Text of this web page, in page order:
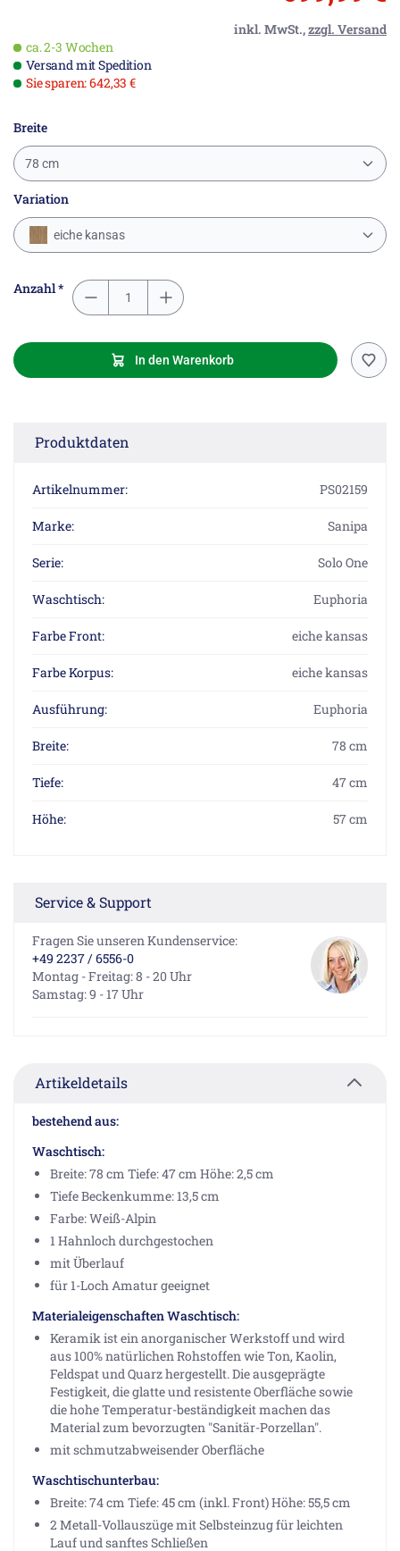
inkl. MwSt.,zzgl. Versand
ca. 2-3 Wochen
Versand mit Spedition
Sie sparen: 642,33 €
Breite
78 cm
Variation
eiche kansas
Anzahl *
In den Warenkorb
Produktdaten
Artikelnummer: PS02159
Marke: Sanipa
Serie: Solo One
Waschtisch: Euphoria
Farbe Front: eiche kansas
Farbe Korpus: eiche kansas
Ausführung: Euphoria
Breite: 78 cm
Tiefe: 47 cm
Höhe: 57 cm
Service & Support
Fragen Sie unseren Kundenservice:
+49 2237 / 6556-0
Montag - Freitag: 8 - 20 Uhr
Samstag: 9 - 17 Uhr
Artikeldetails
bestehend aus:
Waschtisch:
Breite: 78 cm Tiefe: 47 cm Höhe: 2,5 cm
Tiefe Beckenkumme: 13,5 cm
Farbe: Weiß-Alpin
1 Hahnloch durchgestochen
mit Überlauf
für 1-Loch Amatur geeignet
Materialeigenschaften Waschtisch:
Keramik ist ein anorganischer Werkstoff und wird
aus 100% natürlichen Rohstoffen wie Ton, Kaolin,
Feldspat und Quarz hergestellt. Die ausgeprägte
Festigkeit, die glatte und resistente Oberfläche sowie
die hohe Temperatur-beständigkeit machen das
Material zum bevorzugten "Sanitär-Porzellan".
mit schmutzabweisender Oberfläche
Waschtischunterbau:
Breite: 74 cm Tiefe: 45 cm (inkl. Front) Höhe: 55,5 cm
2 Metall-Vollauszüge mit Selbsteinzug für leichten
Lauf und sanftes Schließen